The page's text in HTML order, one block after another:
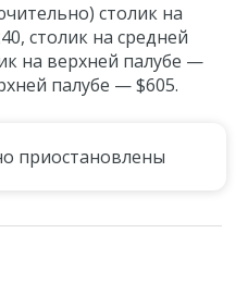
столик на
, cтолик на средней
на верхней палубе —
палубе — $605.
приостановлены